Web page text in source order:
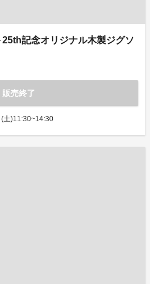
記念オリジナル木製ジグソ
販売終了
土)11:30~14:30